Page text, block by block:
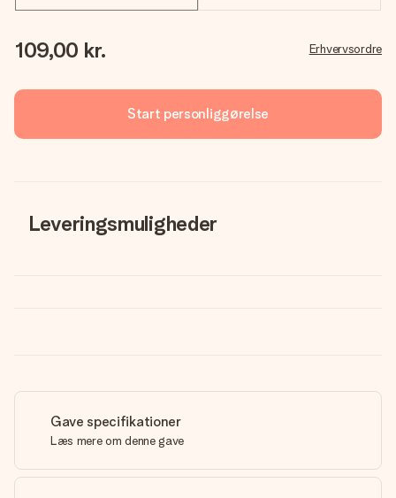
109,00 kr. Erhvervsordre
Start personliggørelse
Leveringsmuligheder
Gave specifikationer
Læs mere om denne gave